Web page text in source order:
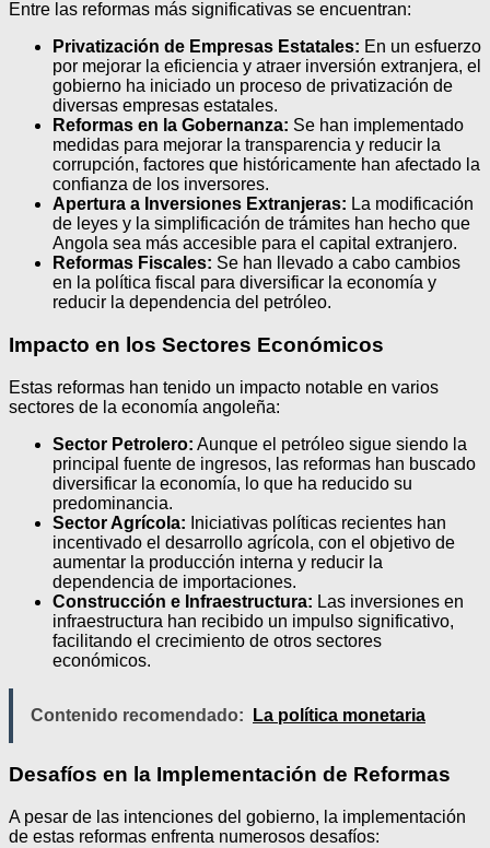
Entre las reformas más significativas se encuentran:
Privatización de Empresas Estatales: En un esfuerzo
por mejorar la eficiencia y atraer inversión extranjera, el
gobierno ha iniciado un proceso de privatización de
diversas empresas estatales.
Reformas en la Gobernanza: Se han implementado
medidas para mejorar la transparencia y reducir la
corrupción, factores que históricamente han afectado la
confianza de los inversores.
Apertura a Inversiones Extranjeras: La modificación
de leyes y la simplificación de trámites han hecho que
Angola sea más accesible para el capital extranjero.
Reformas Fiscales: Se han llevado a cabo cambios
en la política fiscal para diversificar la economía y
reducir la dependencia del petróleo.
Impacto en los Sectores Económicos
Estas reformas han tenido un impacto notable en varios
sectores de la economía angoleña:
Sector Petrolero: Aunque el petróleo sigue siendo la
principal fuente de ingresos, las reformas han buscado
diversificar la economía, lo que ha reducido su
predominancia.
Sector Agrícola: Iniciativas políticas recientes han
incentivado el desarrollo agrícola, con el objetivo de
aumentar la producción interna y reducir la
dependencia de importaciones.
Construcción e Infraestructura: Las inversiones en
infraestructura han recibido un impulso significativo,
facilitando el crecimiento de otros sectores
económicos.
Contenido recomendado: La política monetaria
Desafíos en la Implementación de Reformas
A pesar de las intenciones del gobierno, la implementación
de estas reformas enfrenta numerosos desafíos: